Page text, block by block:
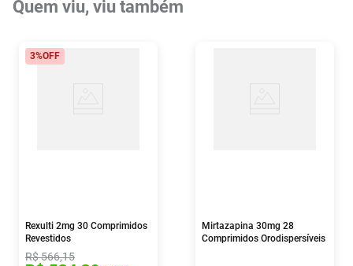
Quem viu, viu também
3%OFF
Rexulti 2mg 30 Comprimidos
Revestidos
R$566,15
Mirtazapina 30mg 28
Comprimidos Orodispersíveis